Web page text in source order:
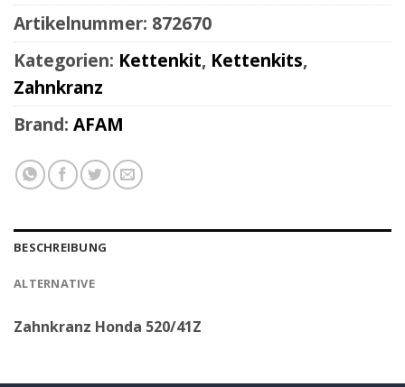
Artikelnummer: 872670
Kategorien: Kettenkit, Kettenkits,
Zahnkranz
Brand: AFAM
BESCHREIBUNG
ALTERNATIVE
Zahnkranz Honda 520/41Z